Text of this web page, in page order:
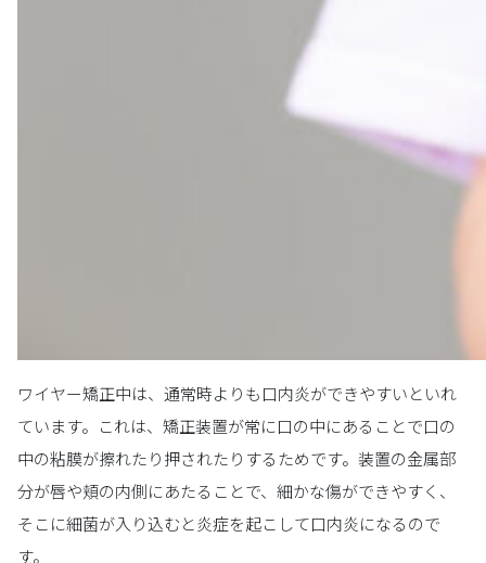
ワイヤー矯正中は、通常時よりも口内炎ができやすいといれ
ています。これは、矯正装置が常に口の中にあることで口の
中の粘膜が擦れたり押されたりするためです。装置の金属部
分が唇や頬の内側にあたることで、細かな傷ができやすく、
そこに細菌が入り込むと炎症を起こして口内炎になるので
す。